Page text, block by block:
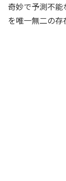
奇妙で予測不
を唯一無二の存